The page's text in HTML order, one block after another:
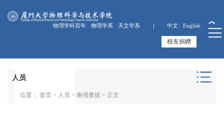
物理学科百年 物理学系 天文学系 ｜ 中文 English
校友捐赠
人员
位置： 首页> 人员 > 南强青拔 > 正文